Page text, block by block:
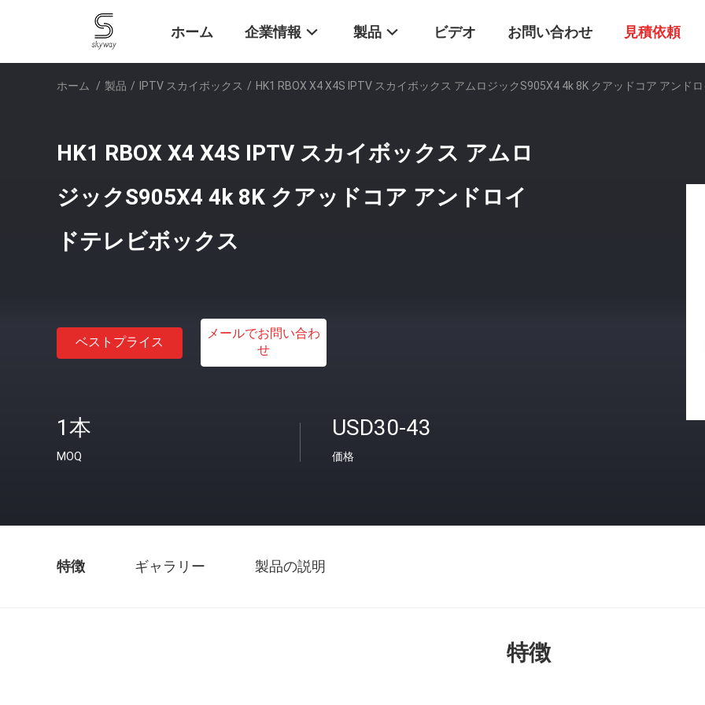
ホーム 企業情報 製品 ビデオ お問い合わせ 見積依頼
ホーム / 製品 / IPTV スカイボックス / HK1 RBOX X4 X4S IPTV スカイボックス アムロジックS905X4 4k 8K クアッドコア アンド
HK1 RBOX X4 X4S IPTV スカイボックス アムロ
ジックS905X4 4k 8K クアッドコア アンドロイ
ドテレビボックス
ベストプライス
メールでお問い合わ
せ
1本
MOQ
USD30-43
価格
特徴 ギャラリー 製品の説明
特徴